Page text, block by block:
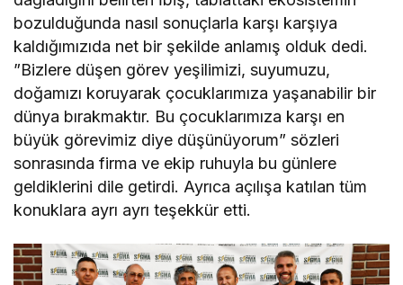
bozulduğunda nasıl sonuçlarla karşı karşıya
kaldığımızıda net bir şekilde anlamış olduk dedi.
”Bizlere düşen görev yeşilimizi, suyumuzu,
doğamızı koruyarak çocuklarımıza yaşanabilir bir
dünya bırakmaktır. Bu çocuklarımıza karşı en
büyük görevimiz diye düşünüyorum” sözleri
sonrasında firma ve ekip ruhuyla bu günlere
geldiklerini dile getirdi. Ayrıca açılışa katılan tüm
konuklara ayrı ayrı teşekkür etti.